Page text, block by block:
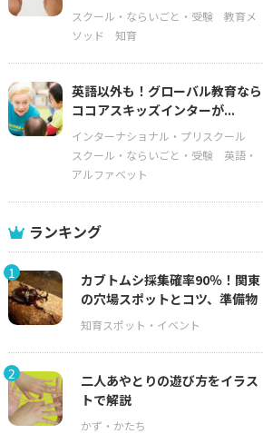
スクール・ならいごと・受験
教育メ
ソッド
知育
英語以外も！グローバル教育なら
ココアスキッズインターが...
インターナショナル・プリスクール
スクール・ならいごと・受験
英語・
アルファベット
ランキング
1
カブトムシ採集確率90％！関東
の穴場スポットとコツ、準備物
2
二人あやとりの遊び方をイラス
トで解説